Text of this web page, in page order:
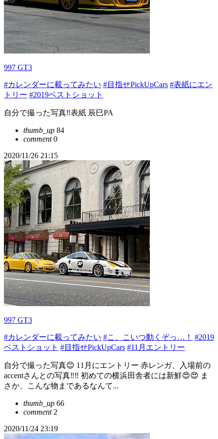
997 GT3
#カレンダーに載ってみたい #目指せPickUpCars #表紙にエン
トリー #2019ベストショット
自分で撮った写真‼️表紙 辰巳PA
thumb_up 84
comment0
2020/11/26 21:15
997 GT3
#カレンダーに載ってみたい #こ、こいつ動くぞっ…！
#2019
ベストショット #目指せPickUpCars #11月エントリー
自分で撮った写真😊 11月にエントリー 赤レンガ、入場前の
accentさんとの写真‼️‼️ 初めての横浜田舎者には新鮮😍😍 ま
さか、こんな物まであるなんて...
thumb_up 66
comment2
2020/11/24 23:19